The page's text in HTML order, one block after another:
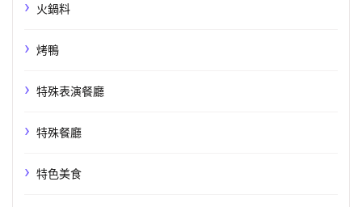
火鍋料
烤鴨
特殊表演餐廳
特殊餐廳
特色美食